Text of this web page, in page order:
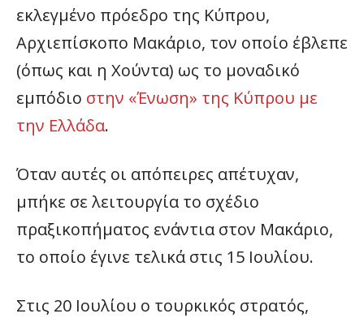
εκλεγμένο πρόεδρο της Κύπρου,
Αρχιεπίσκοπο Μακάριο, τον οποίο έβλεπε
(όπως και η Χούντα) ως το μοναδικό
εμπόδιο στην «Ένωση» της Κύπρου με
την Ελλάδα.
Όταν αυτές οι απόπειρες απέτυχαν,
μπήκε σε λειτουργία το σχέδιο
πραξικοπήματος ενάντια στον Μακάριο,
το οποίο έγινε τελικά στις 15 Ιουλίου.
Στις 20 Ιουλίου ο τουρκικός στρατός,